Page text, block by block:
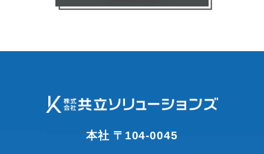
本社 〒104-0045